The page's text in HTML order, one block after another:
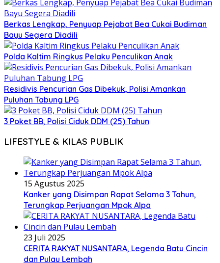
Berkas Lengkap, Penyuap Pejabat Bea Cukai Budiman
Bayu Segera Diadili
Polda Kaltim Ringkus Pelaku Penculikan Anak
Residivis Pencurian Gas Dibekuk, Polisi Amankan
Puluhan Tabung LPG
3 Poket BB, Polisi Ciduk DDM (25) Tahun
LIFESTYLE & KILAS PUBLIK
15 Agustus 2025
Kanker yang Disimpan Rapat Selama 3 Tahun,
Terungkap Perjuangan Mpok Alpa
23 Juli 2025
CERITA RAKYAT NUSANTARA, Legenda Batu Cincin
dan Pulau Lembah